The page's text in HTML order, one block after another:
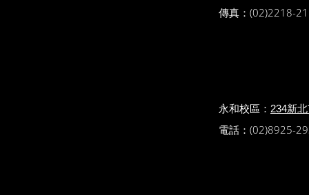
傳真：(02)2218-
永和校區： 234新
電話：(02)8925-